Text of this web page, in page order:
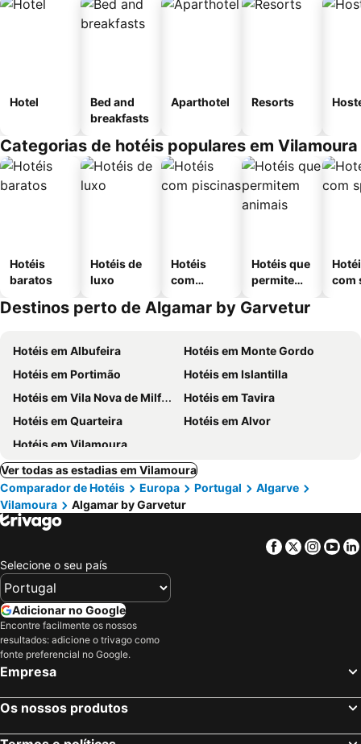
Hotel
Bed and
breakfasts
Aparthotel Resorts
Categorias de hotéis populares em Vilamoura
Hotéis
baratos
Hotéis de
luxo
Hotéis
com
Hotéis que
permitem
com
Destinos perto de Algamar by Garvetur
Hotéis em Albufeira
Hotéis em Monte Gordo
Hotéis em Portimão
Hotéis em Islantilla
Hotéis em Vila Nova de Milfontes
Hotéis em Tavira
Hotéis em Quarteira
Hotéis em Alvor
Hotéis em Vilamoura
Ver todas as estadias em Vilamoura
Comparador de Hotéis
Europa Portugal
Algarve
Vilamoura
Algamar by Garvetur
Facebook
Twitter
Selecione o seu país
Adicionar no Google
Encontre facilmente os nossos
resultados: adicione o trivago como
fonte preferencial no Google.
Empresa
Os nossos produtos